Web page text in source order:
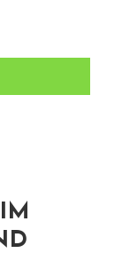
W
B